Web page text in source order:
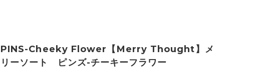
PINS-Cheeky Flower【Merry Thought】メ
リーソート ピンズ-チーキーフラワー